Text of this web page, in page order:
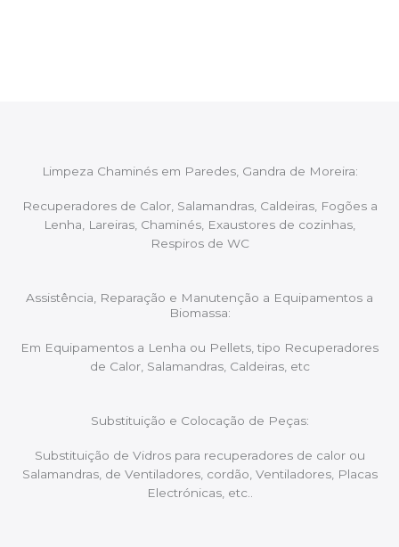
Limpeza Chaminés em Paredes, Gandra de Moreira:
Recuperadores de Calor, Salamandras, Caldeiras, Fogões a
Lenha, Lareiras, Chaminés, Exaustores de cozinhas,
Respiros de WC
Assistência, Reparação e Manutenção a Equipamentos a
Biomassa:
Em Equipamentos a Lenha ou Pellets, tipo Recuperadores
de Calor, Salamandras, Caldeiras, etc
Substituição e Colocação de Peças:
Substituição de Vidros para recuperadores de calor ou
Salamandras, de Ventiladores, cordão, Ventiladores, Placas
Electrónicas, etc..